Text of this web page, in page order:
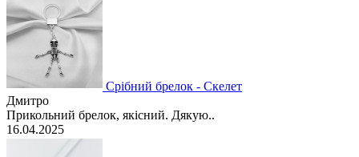
Срібний брелок - Скелет
Дмитро
Прикольний брелок, якісний. Дякую..
16.04.2025